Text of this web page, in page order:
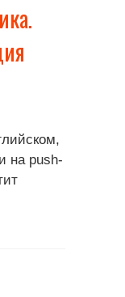
на push-